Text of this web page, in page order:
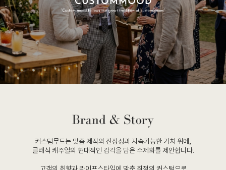
커스텀무드는 맞춤 제작의 진정성과 지속가능한 가치 위에,
클래식 캐주얼의 현대적인 감각을 담은 수제화를 제안합니다.